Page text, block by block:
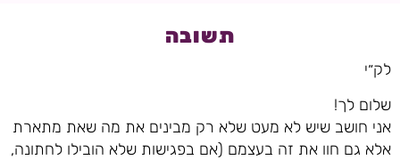
תשובה
לק״י
שלום לך!
אני חושב שיש לא מעט שלא רק מבינים את מה שאת מתארת
אלא גם חוו את זה בעצמם (אם בפגישות שלא הובילו לחתונה,